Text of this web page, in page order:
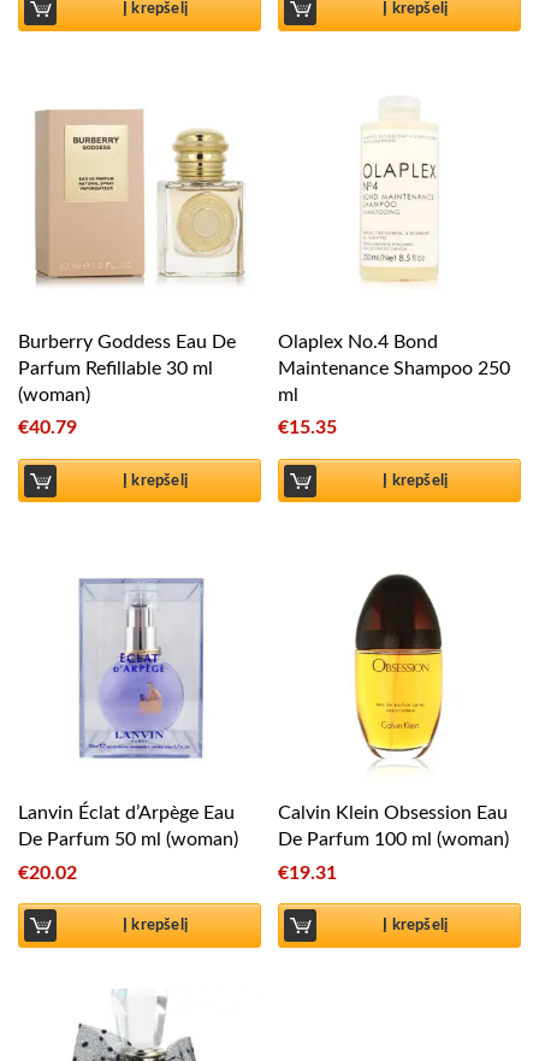
Į krepšelį Į krepšelį
Burberry Goddess Eau De
Parfum Refillable 30 ml
(woman)
€40.79
Į krepšelį
Olaplex No.4 Bond
Maintenance Shampoo 250
ml
€15.35
Į krepšelį
Lanvin Éclat d’Arpège Eau
De Parfum 50 ml (woman)
€20.02
Į krepšelį
Calvin Klein Obsession Eau
De Parfum 100 ml (woman)
€19.31
Į krepšelį